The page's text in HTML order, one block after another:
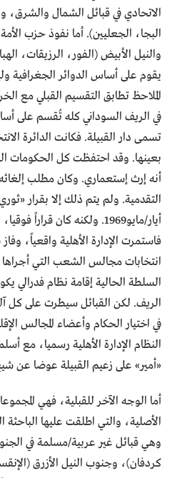
الاتحادي في قبائل الشمال والشرق،
البجا، الجعليين). أما نفوذ حزب
والنيل الأبيض (الفور، الرزيقات،
يقوم على أساس الدوائر الجغرافية
الملاحظ تطابق التقسيم القبلي مع
في الريف السوداني كله تُقسم على
تسمى دار القبيلة. فكانت الدائرة
بعينها. وقد احتفظت كل الحكومات
أنه إرث إستعماري. وكان مطلب إلغائه
التقدمية. ولم يتم ذلك إلا بقرار
أيار/مايو1969. ولكنه كان
فاستمرت الإدارة الأهلية واقعياً،
انتخابات مجالس الشعب التي أجراها
السلطة الحالية إقامة نظام فدرالي
الريف. لكن القبائل سيطرت على كل
في اختيار الحكام وأعضاء المجالس
النظام الإدارة الأهلية رسميا، مع
«أمير» على زعيم القبيلة عوضا عن
أما الوجه الآخر للقبلية، فهي
الأصلية، والتي اطلقت عليها الباحثة
وهي قبائل غير عربية/مسلمة في
كردفان)، وجنوب النيل الأزرق